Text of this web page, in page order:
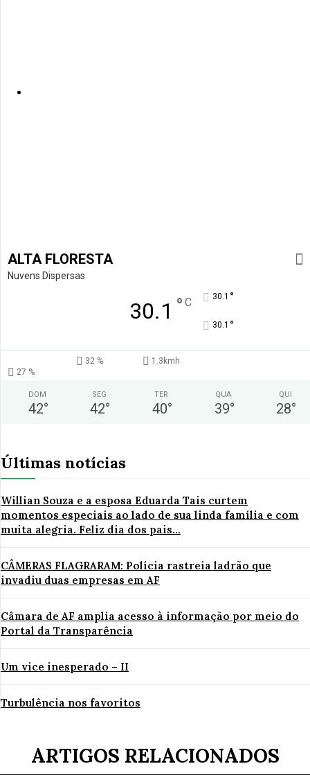
ALTA FLORESTA
Nuvens Dispersas
30.1 ° C 30.1 °
30.1 °
32 %
1.3kmh
27 %
DOM
42°
SEG
42°
TER
40°
QUA
39°
QUI
28°
Últimas notícias
Willian Souza e a esposa Eduarda Tais curtem
momentos especiais ao lado de sua linda família e com
muita alegria. Feliz dia dos pais...
CÂMERAS FLAGRARAM: Polícia rastreia ladrão que
invadiu duas empresas em AF
Câmara de AF amplia acesso à informação por meio do
Portal da Transparência
Um vice inesperado – II
Turbulência nos favoritos
ARTIGOS RELACIONADOS